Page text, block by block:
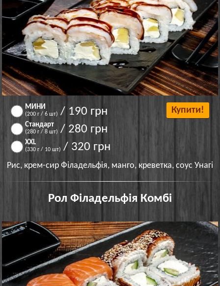
МИНИ
(200 г / 6 шт) / 190 грн
Стандарт
(280 г / 8 шт) / 280 грн
XXL
(330 г / 10 шт) / 320 грн
Купити!
Рис, крем-сир Філадельфія, манго, креветка, соус Унагі
Рол Філадельфія Комбі